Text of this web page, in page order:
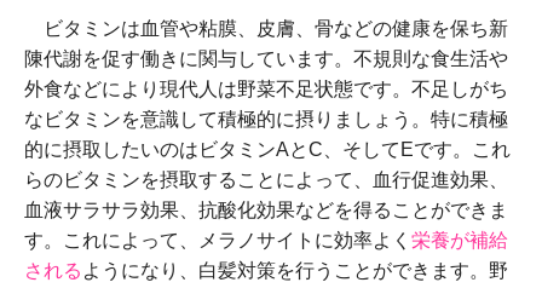
ビタミンは血管や粘膜、皮膚、骨などの健康を保ち新
陳代謝を促す働きに関与しています。不規則な食生活や
外食などにより現代人は野菜不足状態です。不足しがち
なビタミンを意識して積極的に摂りましょう。特に積極
的に摂取したいのはビタミンAとC、そしてEです。これ
らのビタミンを摂取することによって、血行促進効果、
血液サラサラ効果、抗酸化効果などを得ることができま
す。これによって、メラノサイトに効率よく 栄養が補給
される ようになり、白髪対策を行うことができます。野